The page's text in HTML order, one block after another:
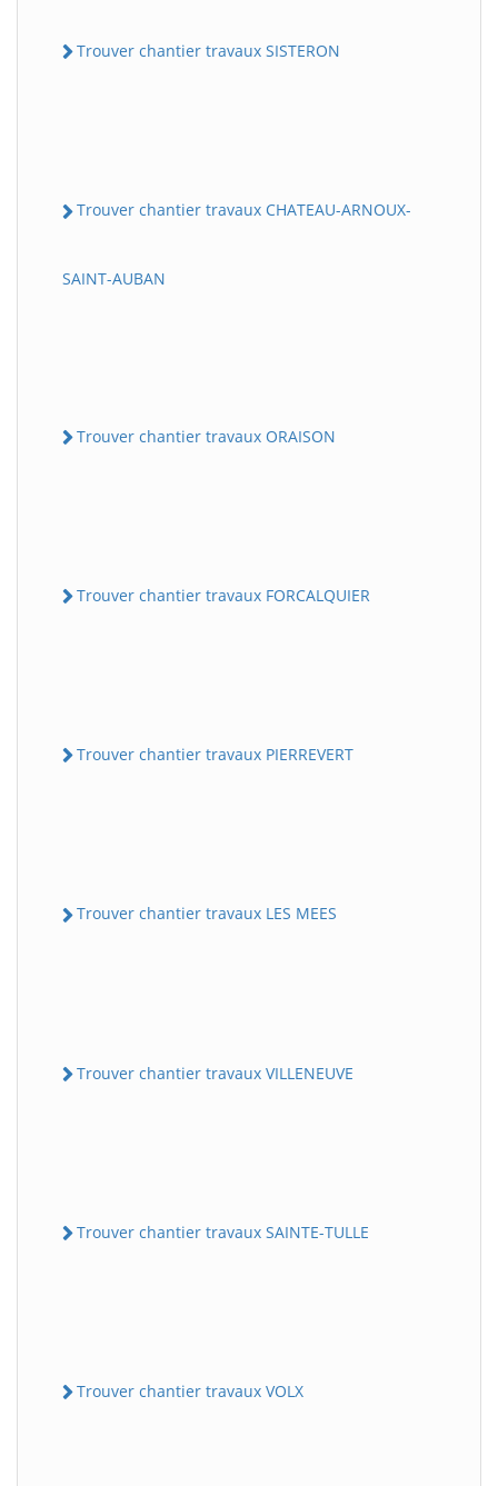
Trouver chantier travaux SISTERON
Trouver chantier travaux CHATEAU-ARNOUX-
SAINT-AUBAN
Trouver chantier travaux ORAISON
Trouver chantier travaux FORCALQUIER
Trouver chantier travaux PIERREVERT
Trouver chantier travaux LES MEES
Trouver chantier travaux VILLENEUVE
Trouver chantier travaux SAINTE-TULLE
Trouver chantier travaux VOLX